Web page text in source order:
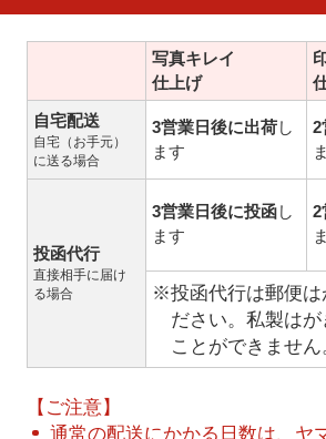
写真キレイ
仕上げ
自宅配送
自宅（お手元）
に送る場合
3営業日後に出荷し
ます
2
投函代行
直接相手に届け
る場合
3営業日後に投函し
ます
2
※投函代行は郵便は
ださい。私製は
ことができません
【ご注意】
通常の配送にかかる日数は、ヤ